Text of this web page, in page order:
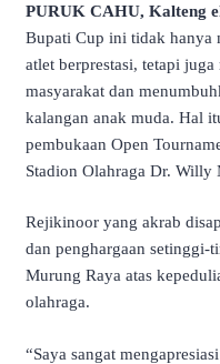
PURUK CAHU, Kalteng
Bupati Cup ini tidak hanya
atlet berprestasi, tetapi
masyarakat dan
kalangan anak muda. Hal
pembukaan Open
Stadion Olahraga Dr. Willy
Rejikinoor yang akrab
dan penghargaan setinggi-
Murung Raya atas
olahraga.
“Saya sangat